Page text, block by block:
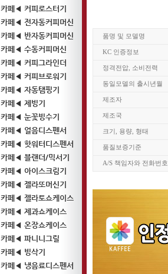
카페◀ 커피로스터기
카페◀ 전자동커피머신
카페◀ 반자동커피머신
카페◀ 수동커피머신
카페◀ 커피그라인더
카페◀ 커피브로워기
카페◀ 자동탬핑기
카페◀ 제빙기
카페◀ 눈꽃빙수기
카페◀ 얼음디스펜서
카페◀ 핫워터디스펜서
카페◀ 블랜더/믹서기
카페◀ 아이스크림기
카페◀ 젤라또머신기
카페◀ 젤라토쇼케이스
카페◀ 제과쇼케이스
카페◀ 온장쇼케이스
카페◀ 파니니그릴
카페◀ 빙삭기
카페◀ 냉음료디스펜서
품명 및 모델명
KC 인증정보
정격전압, 소비전력
동일모델의 출시년월
제조자
제조국
크기, 용량, 형태
품질보증기준
A/S 책임자와 전화번호